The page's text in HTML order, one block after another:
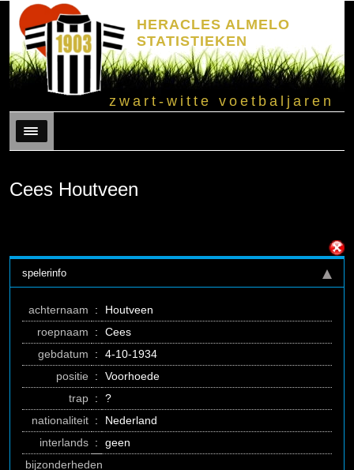
HERACLES ALMELO
STATISTIEKEN
zwart-witte voetbaljaren
Menu
Cees Houtveen
spelerinfo
achternaam :
Houtveen
roepnaam
:
Cees
gebdatum
:
4-10-1934
positie :
Voorhoede
trap :
?
nationaliteit :
Nederland
interlands :
geen
bijzonderheden